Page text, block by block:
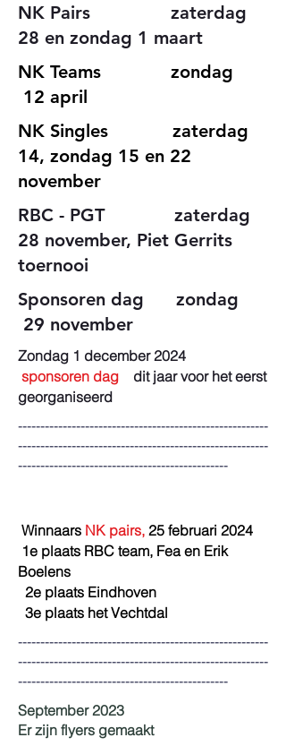
NK Pairs zaterdag
28 en zondag 1 maart
NK Teams zondag
12 april
NK Singles zaterdag
14, zondag 15 en 22
november
RBC - PGT zaterdag
28 november, Piet Gerrits
toernooi
Sponsoren dag zondag
29 november
Zondag 1 december 2024
sponsoren dag dit jaar voor het eerst
georganiseerd
--------------------------------------------------------
--------------------------------------------------------
-----------------------------------------------
Winnaars NK pairs, 25 februari 2024
1e plaats RBC team, Fea en Erik
Boelens
2e plaats Eindhoven
3e plaats het Vechtdal
--------------------------------------------------------
--------------------------------------------------------
-----------------------------------------------
September 2023
Er zijn flyers gemaakt